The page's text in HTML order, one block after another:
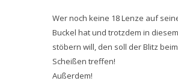
Wer noch keine 18 Lenze auf
Buckel hat und trotzdem in
stöbern will, den soll der Blitz beim
Scheißen treffen!
Außerdem!